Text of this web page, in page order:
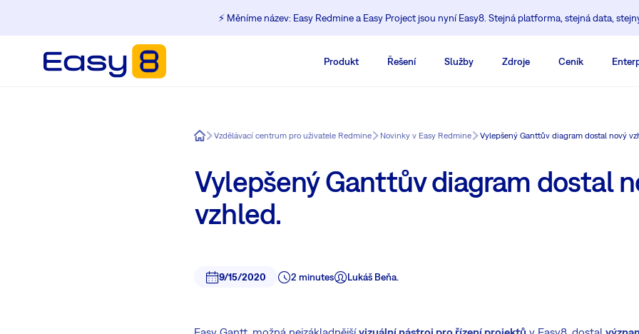
⚡️ Měníme název: Easy Redmine a Easy Project jsou nyní Easy8. Stejná platforma, stejná data,
Produkt Řešení Služby Zdroje Ceník
Easy8Vzdělávací centrum pro uživatele Redmine Novinky v Easy Redmine Vylepšený Ganttův diagram dostal nový
Vylepšený Ganttův diagram dostal
vzhled.
9/15/2020 2 minutes Lukáš Beňa.